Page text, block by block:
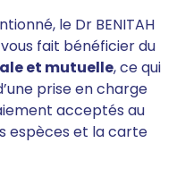
le Dr BENITAH
fait bénéficier du
et mutuelle, ce qui
prise en charge
acceptés au
espèces et la carte